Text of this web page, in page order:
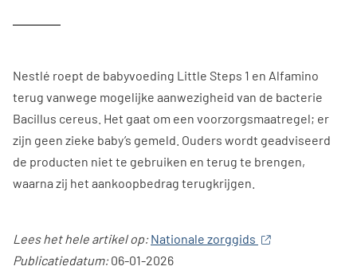
Nestlé roept de babyvoeding Little Steps 1 en Alfamino
terug vanwege mogelijke aanwezigheid van de bacterie
Bacillus cereus. Het gaat om een voorzorgsmaatregel; er
zijn geen zieke baby’s gemeld. Ouders wordt geadviseerd
de producten niet te gebruiken en terug te brengen,
waarna zij het aankoopbedrag terugkrijgen.
Lees het hele artikel op: Nationale zorggids
Publicatiedatum:06-01-2026